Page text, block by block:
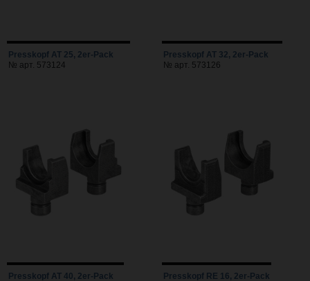
Presskopf AT 25, 2er-Pack
№ арт. 573124
Presskopf AT 32, 2er-Pack
№ арт. 573126
Presskopf AT 40, 2er-Pack
Presskopf RE 16, 2er-Pack